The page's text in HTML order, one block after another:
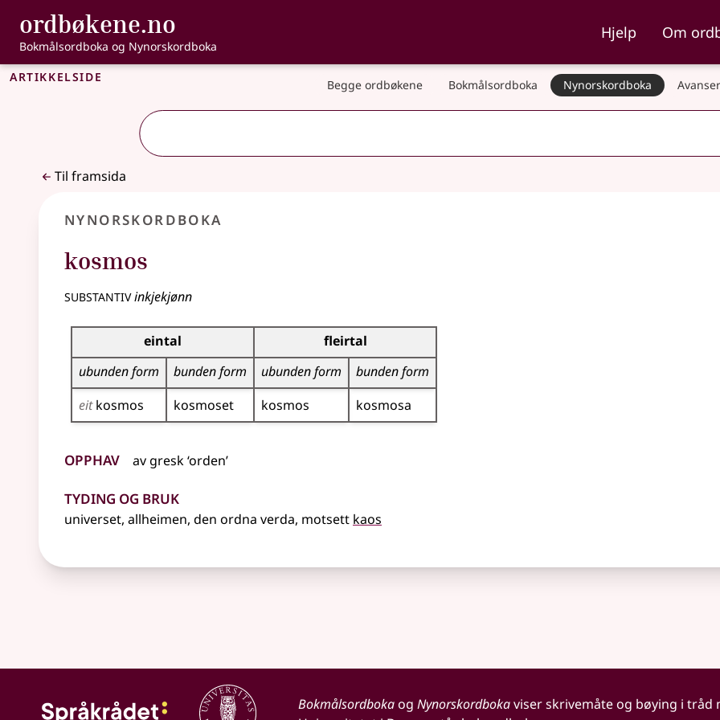
Gå til hovudinnhald
Tilgjenge
ordbøkene.no , Bokmålsordboka og Nynorskordboka
Bokmålsordboka og Nynorskordboka
Hjelp Om
Artikkelside Begge ordbøkene Bokmålsordboka Nynorskordboka
Til framsida
Nynorskordboka
kosmos
substantivinkjekjønn
Bøyningstabell for dette substantivet
eintal
fleirtal
ubunden form
bunden form ubunden form
bunden form
eitkosmos kosmoset kosmos kosmosa
Opphav av gresk‘orden’
Tyding og bruk
universet, allheimen, den ordna verda, motsett kaos
Bokmålsordbokaog Nynorskordbokaviser skrivemåte og bøying i tråd